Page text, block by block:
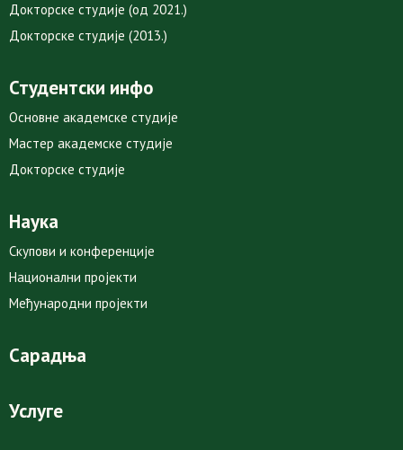
Докторске студије (од 2021.)
Докторске студије (2013.)
Студентски инфо
Основне академске студије
Мастер академске студије
Докторске студије
Наука
Скупови и конференције
Национални пројекти
Међународни пројекти
Сарадња
Услуге